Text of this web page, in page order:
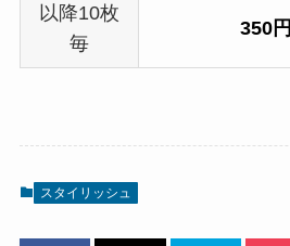
以降10枚
毎
350円
スタイリッシュ